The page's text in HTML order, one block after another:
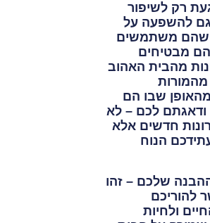
רק לשיפור
גם להשפעה על
שהם משתמשים
מבטיחים
מהבית האהוב
מהאופן שבו הם
לכם – לא
חדשים אלא
הנוח
שלכם – זהו
להוריכם
ולחיות